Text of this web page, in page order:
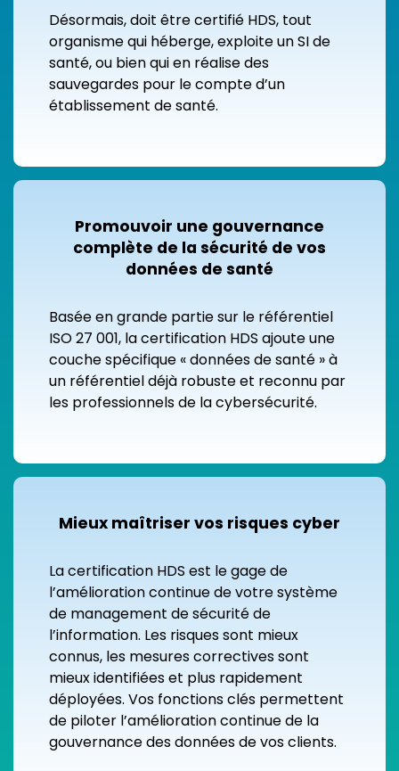
Désormais, doit être certifié HDS, tout
organisme qui héberge, exploite un SI de
santé, ou bien qui en réalise des
sauvegardes pour le compte d’un
établissement de santé.
Promouvoir une gouvernance
complète de la sécurité de vos
données de santé
Basée en grande partie sur le référentiel
ISO 27 001, la certification HDS ajoute une
couche spécifique « données de santé » à
un référentiel déjà robuste et reconnu par
les professionnels de la cybersécurité.
Mieux maîtriser vos risques cyber
La certification HDS est le gage de
l’amélioration continue de votre système
de management de sécurité de
l’information. Les risques sont mieux
connus, les mesures correctives sont
mieux identifiées et plus rapidement
déployées. Vos fonctions clés permettent
de piloter l’amélioration continue de la
gouvernance des données de vos clients.